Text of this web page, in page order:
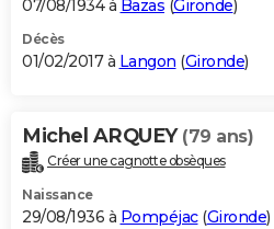
07/08/1934 à Bazas (Gironde)
Décès
01/02/2017 à Langon (Gironde)
Michel ARQUEY (79 ans)
Créer une cagnotte obsèques
Naissance
29/08/1936 à Pompéjac(Gironde)